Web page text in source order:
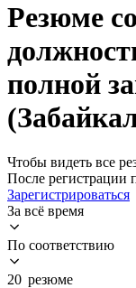
Резюме
полной
Чтобы видеть все
После регистрации
Зарегистрироваться
За всё время
По соответствию
20 резюме